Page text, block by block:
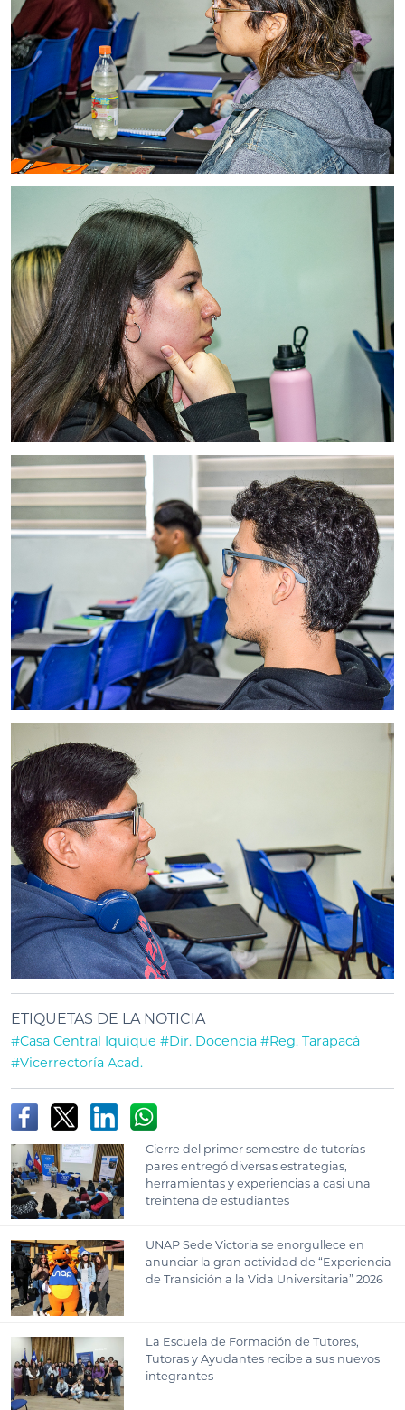
ETIQUETAS DE LA NOTICIA
#Casa Central Iquique #Dir. Docencia #Reg. Tarapacá
#Vicerrectoría Acad.
Cierre del primer semestre de tutorías
pares entregó diversas estrategias,
herramientas y experiencias a casi una
treintena de estudiantes
UNAP Sede Victoria se enorgullece en
anunciar la gran actividad de “Experiencia
de Transición a la Vida Universitaria” 2026
La Escuela de Formación de Tutores,
Tutoras y Ayudantes recibe a sus nuevos
integrantes